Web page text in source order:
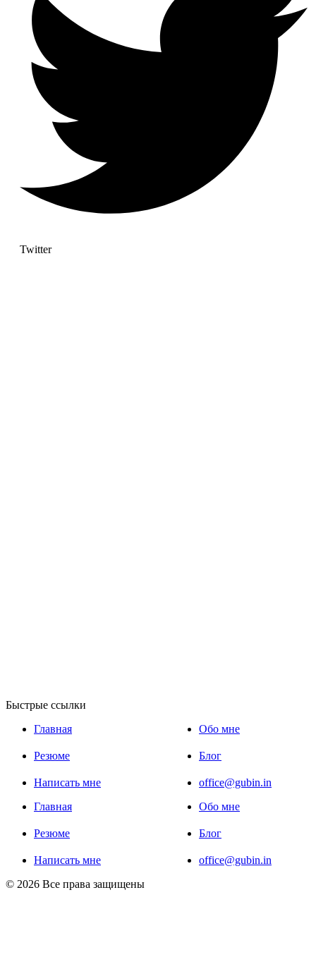
Twitter
Быстрые ссылки
Главная
Обо мне
Резюме Блог
Написать мне
office@gubin.in
Главная
Обо мне
Резюме Блог
Написать мне
office@gubin.in
© 2026 Все права защищены